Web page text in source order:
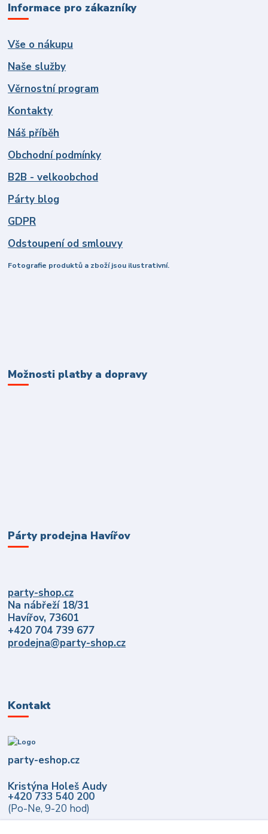
Informace pro zákazníky
Vše o nákupu
Naše služby
Věrnostní program
Kontakty
Náš příběh
Obchodní podmínky
B2B - velkoobchod
Párty blog
GDPR
Odstoupení od smlouvy
Fotografie produktů a zboží jsou ilustrativní.
Možnosti platby a dopravy
Párty prodejna Havířov
party-shop.cz
Na nábřeží 18/31
Havířov, 73601
+420 704 739 677
prodejna@party-shop.cz
Kontakt
party-eshop.cz
Kristýna Holeš Audy
+420 733 540 200
(Po-Ne, 9-20 hod)